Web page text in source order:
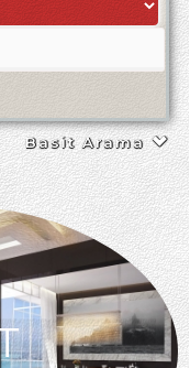
Basit Arama